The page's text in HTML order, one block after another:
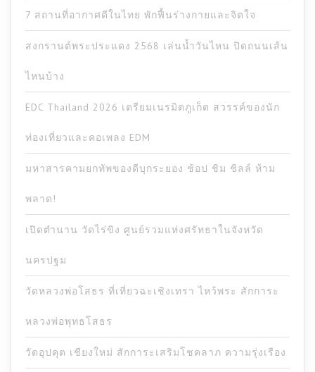
7 สถานที่อากาศดีในไทย พักฟื้นร่างกายและจิตใจ
สงกรานต์พระประแดง 2568 เล่นน้ำวันไหน ปิดถนนเส้น
ไหนบ้าง
EDC Thailand 2026 เตรียมเนรมิตภูเก็ต สวรรค์ของนัก
ท่องเที่ยวและคอเพลง EDM
มหาสารคามยกทัพของดีบุกระยอง ช้อป ชิม ชิลล์ ห้าม
พลาด!
เปิดตำนาน วัดไร่ขิง ศูนย์รวมแห่งศรัทธาในจังหวัด
นครปฐม
วัดหลวงพ่อโสธร ที่เที่ยวฉะเชิงเทรา ไหว้พระ สักการะ
หลวงพ่อพุทธโสธร
วัดอุปคุต เชียงใหม่ สักการะเสริมโชคลาภ ความรุ่งเรือง